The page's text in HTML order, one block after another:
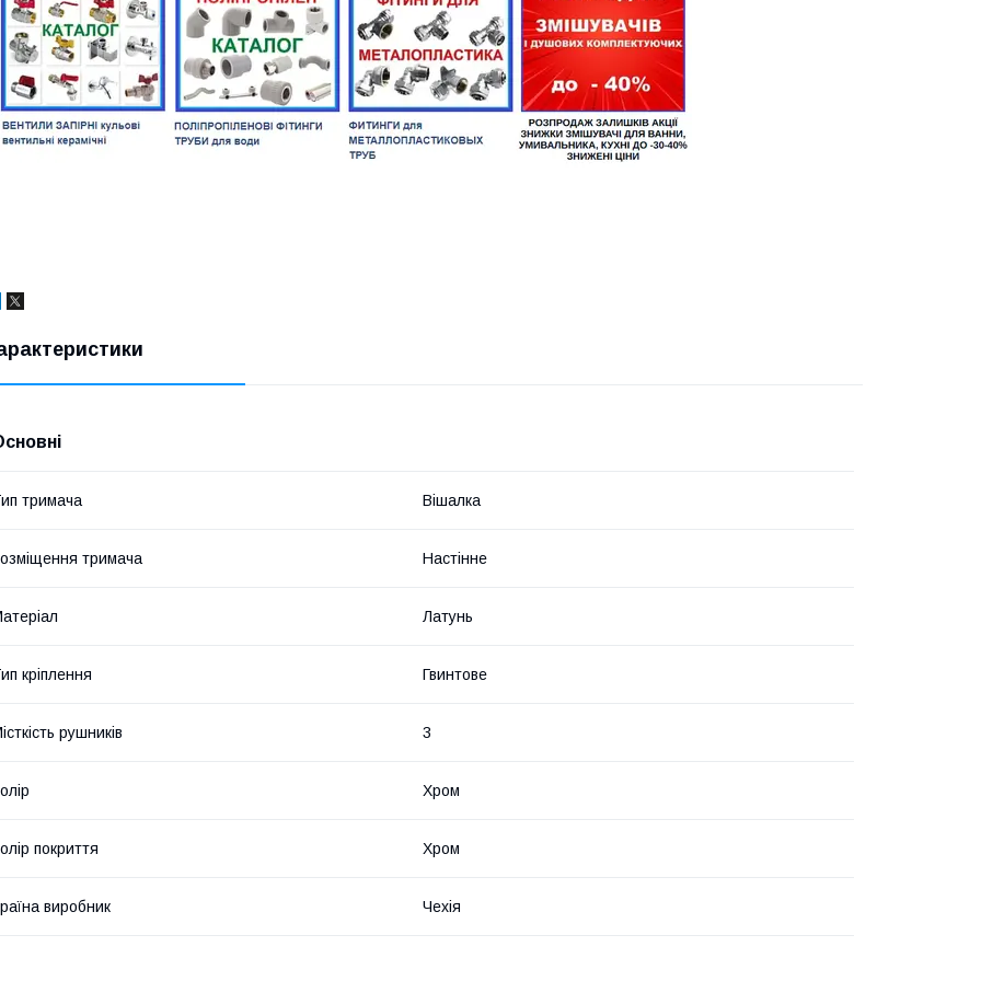
тримача Вішалка
тримача Настінне
Латунь
кріплення Гвинтове
рушників 3
Хром
покриття Хром
виробник Чехія